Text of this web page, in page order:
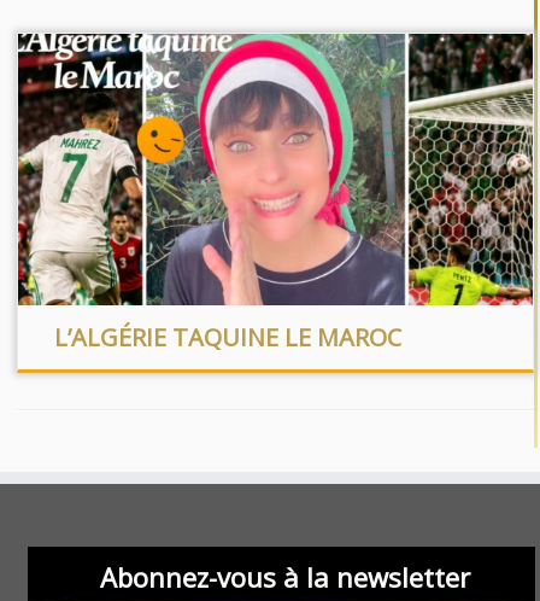
L’ALGÉRIE TAQUINE LE MAROC
Abonnez-vous à la newsletter